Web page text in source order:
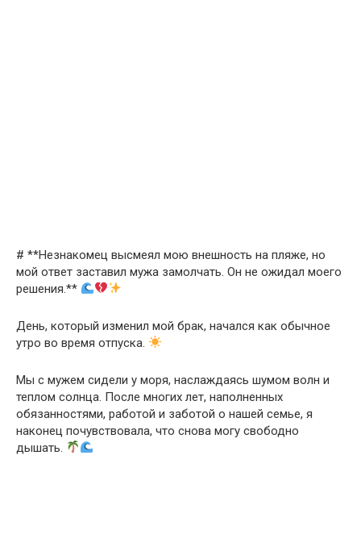
# **Незнакомец высмеял мою внешность на пляже, но
мой ответ заставил мужа замолчать. Он не ожидал моего
решения.**
День, который изменил мой брак, начался как обычное
утро во время отпуска.
Мы с мужем сидели у моря, наслаждаясь шумом волн и
теплом солнца. После многих лет, наполненных
обязанностями, работой и заботой о нашей семье, я
наконец почувствовала, что снова могу свободно
дышать.